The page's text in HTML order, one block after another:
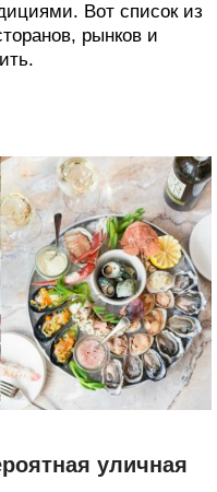
Вот список из
рынков и
уличная